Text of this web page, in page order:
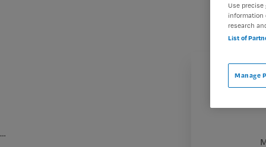
…
Use
information
research
List of
Manage